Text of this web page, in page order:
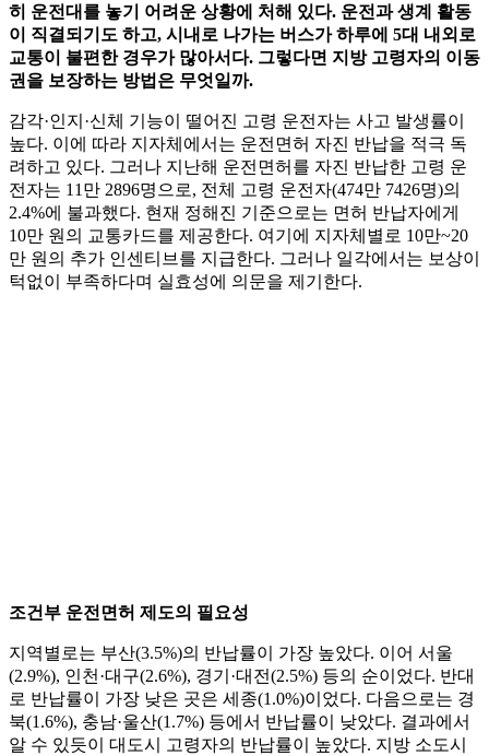
히 운전대를 놓기 어려운 상황에 처해 있다. 운전과 생계 활동
이 직결되기도 하고, 시내로 나가는 버스가 하루에 5대 내외로
교통이 불편한 경우가 많아서다. 그렇다면 지방 고령자의 이동
권을 보장하는 방법은 무엇일까.
감각·인지·신체 기능이 떨어진 고령 운전자는 사고 발생률이
높다. 이에 따라 지자체에서는 운전면허 자진 반납을 적극 독
려하고 있다. 그러나 지난해 운전면허를 자진 반납한 고령 운
전자는 11만 2896명으로, 전체 고령 운전자(474만 7426명)의
2.4%에 불과했다. 현재 정해진 기준으로는 면허 반납자에게
10만 원의 교통카드를 제공한다. 여기에 지자체별로 10만~20
만 원의 추가 인센티브를 지급한다. 그러나 일각에서는 보상이
턱없이 부족하다며 실효성에 의문을 제기한다.
조건부 운전면허 제도의 필요성
지역별로는 부산(3.5%)의 반납률이 가장 높았다. 이어 서울
(2.9%), 인천·대구(2.6%), 경기·대전(2.5%) 등의 순이었다. 반대
로 반납률이 가장 낮은 곳은 세종(1.0%)이었다. 다음으로는 경
북(1.6%), 충남·울산(1.7%) 등에서 반납률이 낮았다. 결과에서
알 수 있듯이 대도시 고령자의 반납률이 높았다. 지방 소도시